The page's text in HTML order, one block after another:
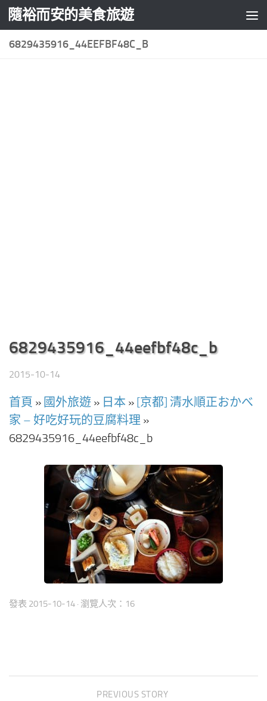
Skip to content
隨裕而安的美食旅遊
6829435916_44EEFBF48C_B
6829435916_44eefbf48c_b
2015-10-14
首頁 » 國外旅遊 » 日本 » [京都] 清水順正おかべ
家 – 好吃好玩的豆腐料理 »
6829435916_44eefbf48c_b
發表 2015-10-14 · 瀏覽人次：16
PREVIOUS STORY